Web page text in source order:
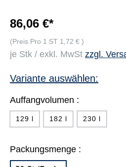
86,06 €*
(Preis Pro 1 ST 1,72 € )
je Stk / exkl. MwSt zzgl.
Variante auswählen:
Auffangvolumen :
129 l 182 l 230 l
Packungsmenge :